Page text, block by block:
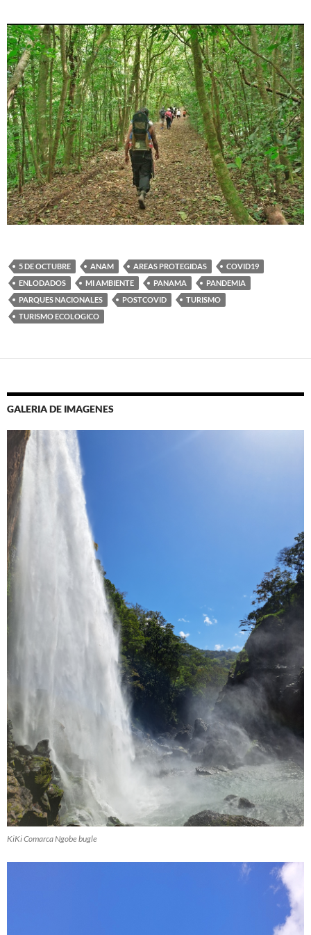
5 DE OCTUBRE ANAM AREAS PROTEGIDAS
COVID19
ENLODADOS
MI AMBIENTE PANAMA
PANDEMIA
PARQUES NACIONALES
POSTCOVID
TURISMO
TURISMO ECOLOGICO
GALERIA DE IMAGENES
KiKi Comarca Ngobe bugle